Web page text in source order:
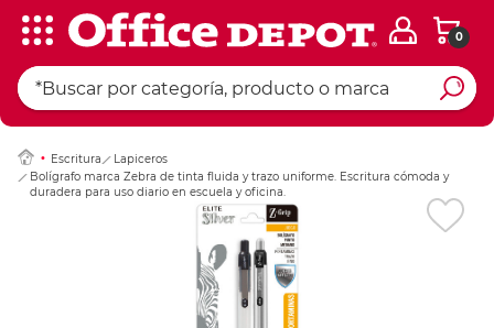
0
Escritura
Lapiceros
Bolígrafo marca Zebra de tinta fluida y trazo uniforme. Escritura cómoda y
duradera para uso diario en escuela y oficina.
Ingresar Codigo